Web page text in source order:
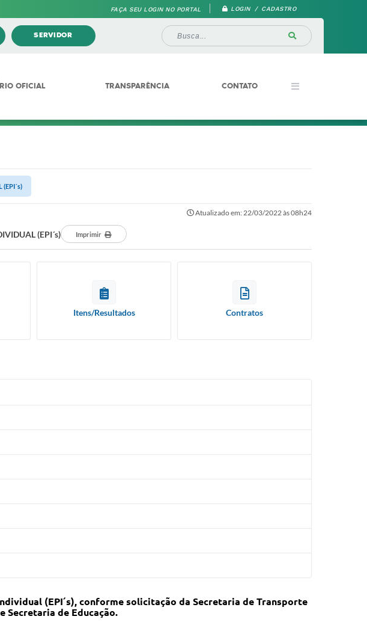
FAÇA SEU LOGIN NO PORTAL LOGIN / CADASTRO
SERVIDOR
OFICIAL TRANSPARÊNCIA CONTATO
Atualizado em: 22/03/2022 às 08h24
(EPI´s) Imprimir
Itens/Resultados Contratos
(EPI´s), conforme solicitação da Secretaria de Transporte
Secretaria de Educação.